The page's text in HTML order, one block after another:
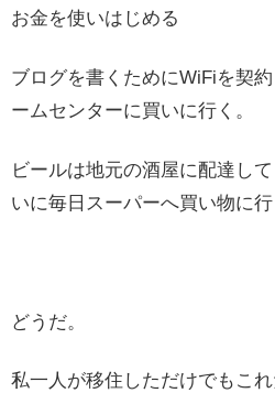
お金を使いはじめる
ブログを書くためにWiFiを契
ームセンターに買いに行く。
ビールは地元の酒屋に配達し
いに毎日スーパーへ買い物に行
どうだ。
私一人が移住しただけでもこ